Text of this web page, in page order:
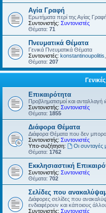
Αγία Γραφή
Ερωτήματα περί της Αγίας
Συντονιστής: Συντονιστές
Θέματα: 71
Πνευματικά Θέματα
Γενικά Πνευματικά Θέματα
Συντονιστές: konstantinoupolitis
Θέματα: 207
Επικαιρότητα
Προβληματισμοί και ανταλλαγή
Συντονιστής: Συντονιστές
Θέματα: 1855
Διάφορα Θέματα
Διάφορα Θέματα που δεν
Συντονιστής: Συντονιστές
Υπο-συζήτηση:
Οι συνταγές
Θέματα: 1762
Εκκλησιαστική
Συντονιστής: Συντονιστές
Θέματα: 702
Σελίδες που
Διάφορες σελίδες που
ενδιαφέρουν και κάποιους
Συντονιστής: Συντονιστές